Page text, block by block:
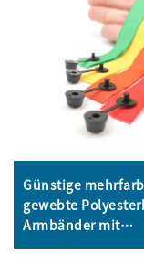
Günstige
gewebte
Armbänder mit
individuellem